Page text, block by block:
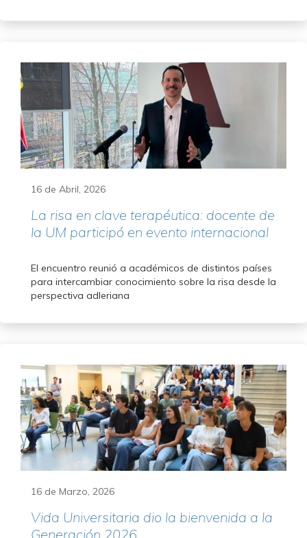
16 de Abril, 2026
La risa en clave terapéutica: docente de
la UM participó en evento internacional
El encuentro reunió a académicos de distintos países
para intercambiar conocimiento sobre la risa desde la
perspectiva adleriana
16 de Marzo, 2026
Vida Universitaria dio la bienvenida a la
Generación 2026